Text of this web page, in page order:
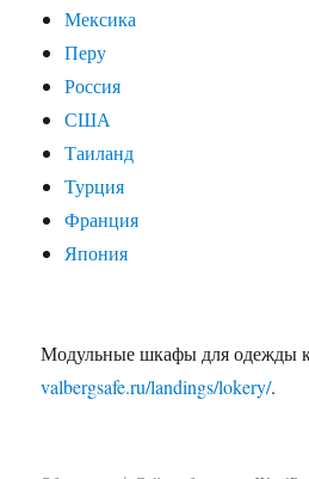
Мексика
Перу
Россия
США
Таиланд
Турция
Франция
Япония
Модульные шкафы для одежды
valbergsafe.ru/landings/lokery/.